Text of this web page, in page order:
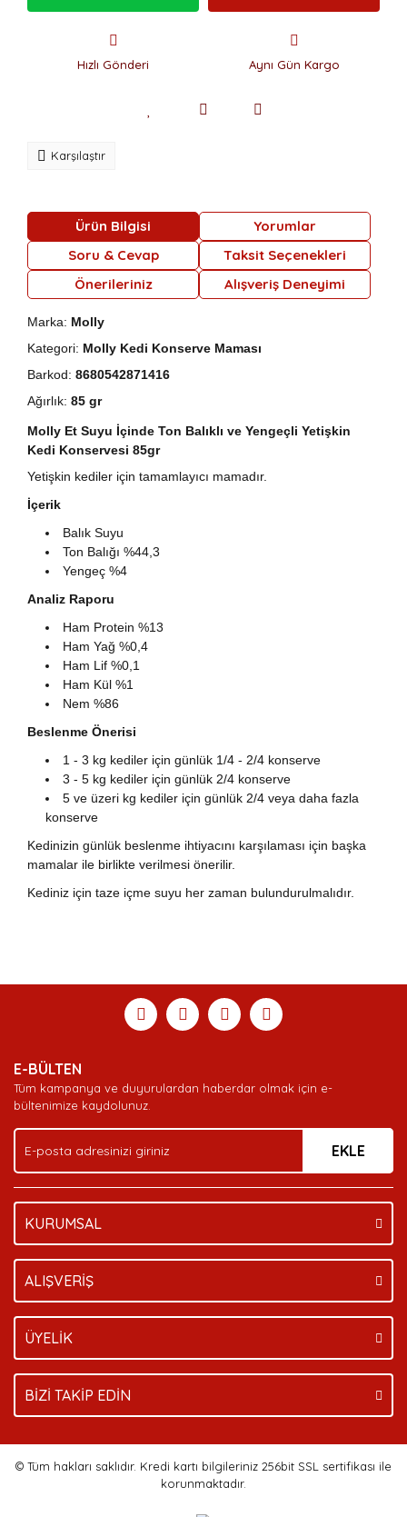
Hızlı Gönderi Aynı Gün Kargo
Karşılaştır
Ürün Bilgisi
Yorumlar
Soru & Cevap
Taksit Seçenekleri
Önerileriniz
Alışveriş Deneyimi
Marka: Molly
Kategori: Molly Kedi Konserve Maması
Barkod: 8680542871416
Ağırlık: 85 gr
Molly Et Suyu İçinde Ton Balıklı ve Yengeçli Yetişkin
Kedi Konservesi 85gr
Yetişkin kediler için tamamlayıcı mamadır.
İçerik
Balık Suyu
Ton Balığı %44,3
Yengeç %4
Analiz Raporu
Ham Protein %13
Ham Yağ %0,4
Ham Lif %0,1
Ham Kül %1
Nem %86
Beslenme Önerisi
1 - 3 kg kediler için günlük 1/4 - 2/4 konserve
3 - 5 kg kediler için günlük 2/4 konserve
5 ve üzeri kg kediler için günlük 2/4 veya daha fazla
konserve
Kedinizin günlük beslenme ihtiyacını karşılaması için başka
mamalar ile birlikte verilmesi önerilir.
Kediniz için taze içme suyu her zaman bulundurulmalıdır.
Yorum Yaz
Soru Sor
formunu kullanarak tarafımıza iletebilirsiniz.
Görüş ve önerileriniz için teşekkür ederiz.
Ürün açıklamasında eksik bilgiler bulunuyor.
Ürün bilgilerinde hatalar bulunuyor.
Bu ürüne benzer farklı alternatifler olmalı.
Deneyimini Paylaş
E-BÜLTEN
Tüm kampanya ve duyurulardan haberdar olmak için e-
bültenimize kaydolunuz.
EKLE
KURUMSAL
ALIŞVERİŞ
ÜYELİK
BİZİ TAKİP EDİN
© Tüm hakları saklıdır. Kredi kartı bilgileriniz 256bit SSL sertifikası ile
korunmaktadır.